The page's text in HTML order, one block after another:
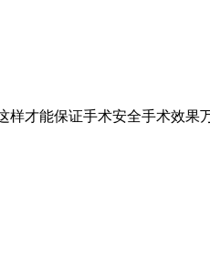
才能保证手术安全手术效果